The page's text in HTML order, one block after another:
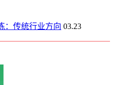
：传统行业方向 03.23